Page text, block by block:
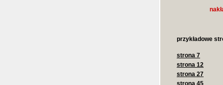
przykładowe
strona 7
strona 12
strona 27
strona 45